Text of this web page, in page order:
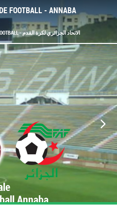
FOOTBALL - ANNABA
FÉDÉRATION ALGÉRIENNE DE FOOTBALL - الاتحاد الجزائري لكرة القدم
Annaba